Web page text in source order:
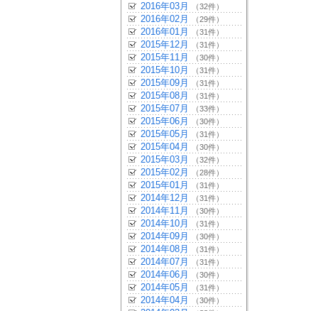
2016年03月 （32件）
2016年02月 （29件）
2016年01月 （31件）
2015年12月 （31件）
2015年11月 （30件）
2015年10月 （31件）
2015年09月 （31件）
2015年08月 （31件）
2015年07月 （33件）
2015年06月 （30件）
2015年05月 （31件）
2015年04月 （30件）
2015年03月 （32件）
2015年02月 （28件）
2015年01月 （31件）
2014年12月 （31件）
2014年11月 （30件）
2014年10月 （31件）
2014年09月 （30件）
2014年08月 （31件）
2014年07月 （31件）
2014年06月 （30件）
2014年05月 （31件）
2014年04月 （30件）